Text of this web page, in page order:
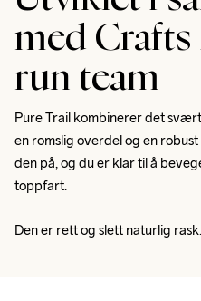
med Crafts
run team
Pure Trail kombinerer det
en romslig overdel og en
den på, og du er klar til å
toppfart.
Den er rett og slett naturlig rask.